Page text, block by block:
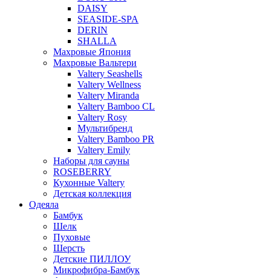
DAISY
SEASIDE-SPA
DERIN
SHALLA
Махровые Япония
Махровые Вальтери
Valtery Seashells
Valtery Wellness
Valtery Miranda
Valtery Bamboo CL
Valtery Rosy
Мультибренд
Valtery Bamboo PR
Valtery Emily
Наборы для сауны
ROSEBERRY
Кухонные Valtery
Детская коллекция
Одеяла
Бамбук
Шелк
Пуховые
Шерсть
Детские ПИЛЛОУ
Микрофибра-Бамбук